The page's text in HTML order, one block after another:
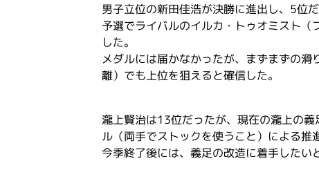
男子立位の新田佳浩が決勝に進出し、5位だ
予選でライバルのイルカ・トゥオミスト
した。
メダルには届かなかったが、まずまずの
離）でも上位を狙えると確信した。
瀧上賢治は13位だったが、現在の瀧上の
ル（両手でストックを使うこと）による推
今季終了後には、義足の改造に着手したい